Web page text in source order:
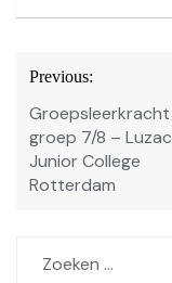
Bericht
navigatie
Previous:
Groepsleerkracht
groep 7/8 – Luzac
Junior College
Rotterdam
naar: